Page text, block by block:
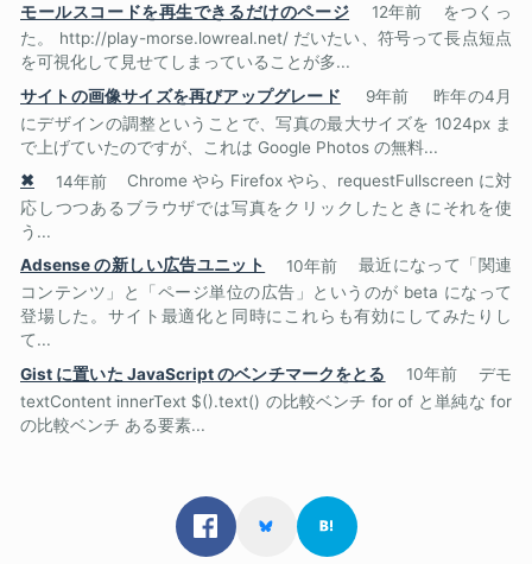
モールスコードを再生できるだけのページ 12年前
をつくっ
た。 http://play-morse.lowreal.net/ だいたい、符号って長点短点
を可視化して見せてしまっていることが多...
サイトの画像サイズを再びアップグレード
9年前
昨年の4月
にデザインの調整ということで、写真の最大サイズを 1024px ま
で上げていたのですが、これは Google Photos の無料...
✖
14年前
Chrome やら Firefox やら、requestFullscreen に対
応しつつあるブラウザでは写真をクリックしたときにそれを使
う...
Adsense の新しい広告ユニット
10年前
最近になって「関連
コンテンツ」と「ページ単位の広告」というのが beta になって
登場した。サイト最適化と同時にこれらも有効にしてみたりし
て...
Gist に置いた JavaScript のベンチマークをとる
10年前
デモ
textContent innerText $().text() の比較ベンチ for of と単純な for
の比較ベンチ ある要素...